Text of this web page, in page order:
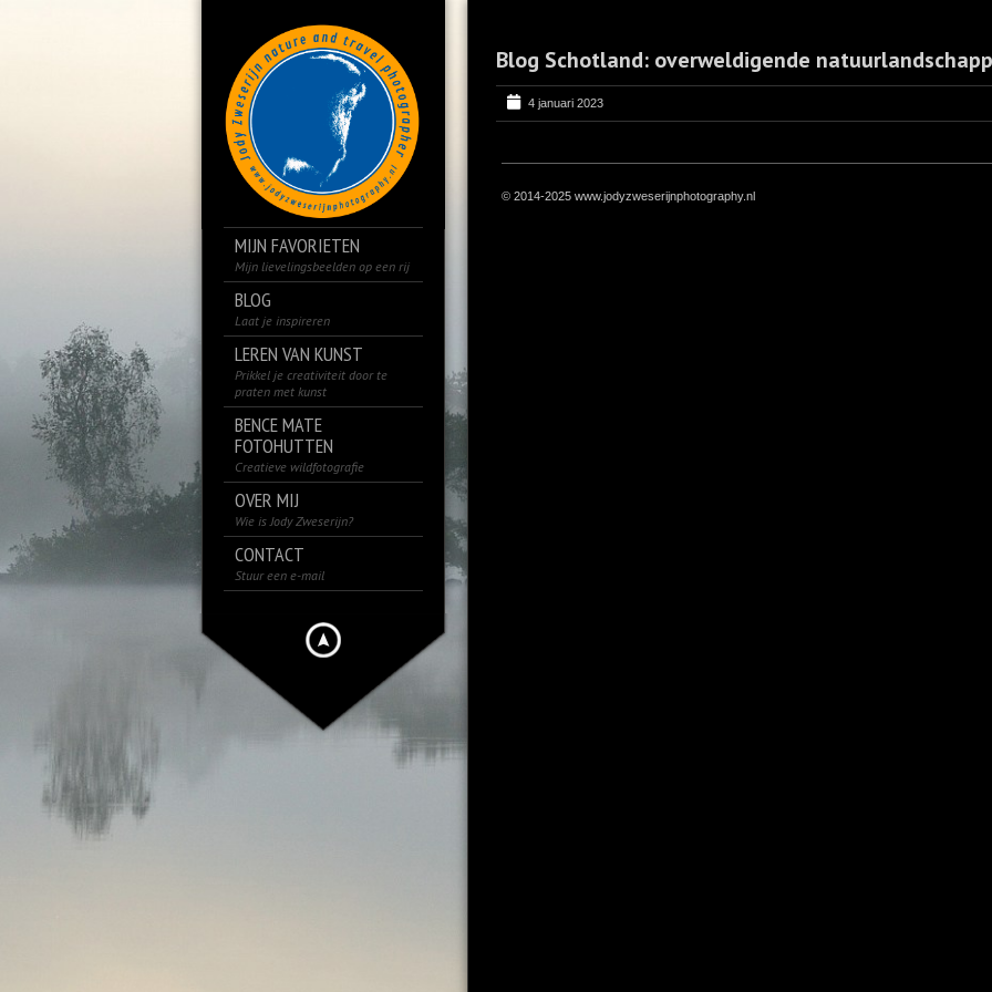
MIJN FAVORIETEN
Mijn lievelingsbeelden op een rij
BLOG
Laat je inspireren
LEREN VAN KUNST
Prikkel je creativiteit door te
praten met kunst
BENCE MATE
FOTOHUTTEN
Creatieve wildfotografie
OVER MIJ
Wie is Jody Zweserijn?
CONTACT
Stuur een e-mail
Blog Schotland: overweldigende
4 januari 2023
© 2014-2025 www.jodyzweserijnphotography.nl